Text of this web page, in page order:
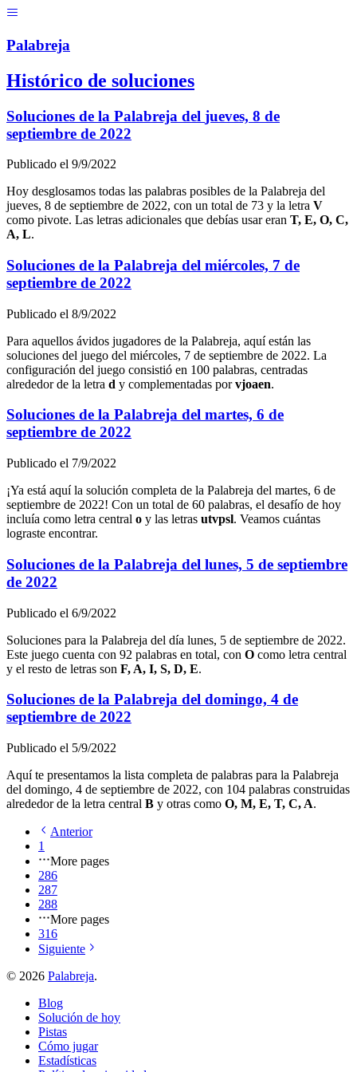
Palabreja
Histórico de soluciones
Soluciones de la Palabreja del jueves, 8 de
septiembre de 2022
Publicado el 9/9/2022
Hoy desglosamos todas las palabras posibles de la Palabreja del
jueves, 8 de septiembre de 2022, con un total de 73 y la letra V
como pivote. Las letras adicionales que debías usar eran T, E, O, C,
A, L.
Soluciones de la Palabreja del miércoles, 7 de
septiembre de 2022
Publicado el 8/9/2022
Para aquellos ávidos jugadores de la Palabreja, aquí están las
soluciones del juego del miércoles, 7 de septiembre de 2022. La
configuración del juego consistió en 100 palabras, centradas
alrededor de la letra d y complementadas por vjoaen.
Soluciones de la Palabreja del martes, 6 de
septiembre de 2022
Publicado el 7/9/2022
¡Ya está aquí la solución completa de la Palabreja del martes, 6 de
septiembre de 2022! Con un total de 60 palabras, el desafío de hoy
incluía como letra central o y las letras utvpsl. Veamos cuántas
lograste encontrar.
Soluciones de la Palabreja del lunes, 5 de septiembre
de 2022
Publicado el 6/9/2022
Soluciones para la Palabreja del día lunes, 5 de septiembre de 2022.
Este juego cuenta con 92 palabras en total, con O como letra central
y el resto de letras son F, A, I, S, D, E.
Soluciones de la Palabreja del domingo, 4 de
septiembre de 2022
Publicado el 5/9/2022
Aquí te presentamos la lista completa de palabras para la Palabreja
del domingo, 4 de septiembre de 2022, con 104 palabras construidas
alrededor de la letra central B y otras como O, M, E, T, C, A.
Anterior
1
More pages
286
287
288
More pages
316
Siguiente
© 2026 Palabreja.
Blog
Solución de hoy
Pistas
Cómo jugar
Estadísticas